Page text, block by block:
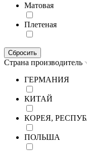
Матовая
Плетеная
Сбросить
Страна производитель
ГЕРМАНИЯ
КИТАЙ
КОРЕЯ,
ПОЛЬША